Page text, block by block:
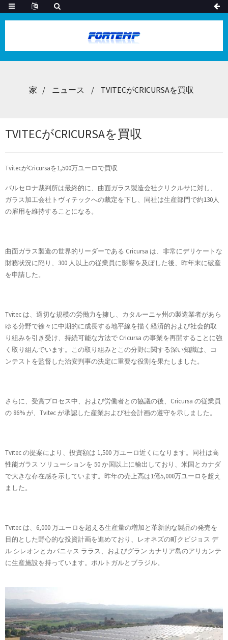
家 ニュース TVITECがCRICURSAを買収
TVITECがCRICURSAを買収
TvitecがCricursaを1,500万ユーロで買収
バルセロナ裁判所は最終的に、曲面ガラス製造会社クリクルサに対し、
ガラス加工会社トヴィテックへの裁定を下し、同社は生産部門で約130人
の雇用を維持することになる。
曲面ガラス製造の世界的リーダーである Cricursa は、非常にデリケートな
財務状況に陥り、300 人以上の従業員に影響を及ぼした後、昨年末に破産
を申請した。
Tvitec は、適切な規模の労働力を擁し、カタルーニャ州の製造業者があら
ゆる分野で徐々に中期的に成長する地平線を描く経済的および社会的取
り組みを引き受け、持続可能な方法で Cricursa の事業を再開することに強
く取り組んでいます。この取り組みとこの分野に関する深い知識は、コ
ンテストを監督した治安判事の決定に重要な役割を果たしました。
さらに、受賞プロセス中、および労働者との協議の後、Cricursa の従業員
の 86% が、Tvitec が承認した産業および社会計画の遵守を示しました。
Tvitec の提案により、投資額は 1,500 万ユーロ近くになります。同社は高
性能ガラス ソリューションを 50 か国以上に輸出しており、米国とカナダ
で大きな存在感を示しています。昨年の売上高は1億5,000万ユーロを超え
ました。
Tvitec は、6,000 万ユーロを超える生産量の増加と革新的な製品の発売を
目的とした野心的な投資計画を進めており、レオネズの町クビジョス デ
ル シレオンとカバニャス ララス、およびグラン カナリア島のアリカンテ
に生産施設を持っています。ポルトガルとブラジル。